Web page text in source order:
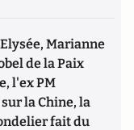
Marianne
de la Paix
l'ex PM
la Chine, la
fait du